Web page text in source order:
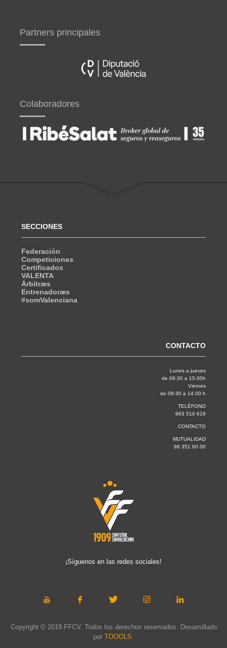
Partners principales
Colaboradores
SECCIONES
Federación
Competiciones
Certificados
VALENTA
Árbitræs
Entrenadoræs
#somValenciana
CONTACTO
Lunes a jueves
de 09:30 a 15.00h
Viernes
de 09:30 a 14.00 h
TELÉFONO
963 510 619
CONTACTO
MUTUALIDAD
96 351 60 00
¡Síguenos en las redes sociales!
Copyright © 2019 FFCV. Todos los derechos reservados. Desarrollado
por TOOOLS